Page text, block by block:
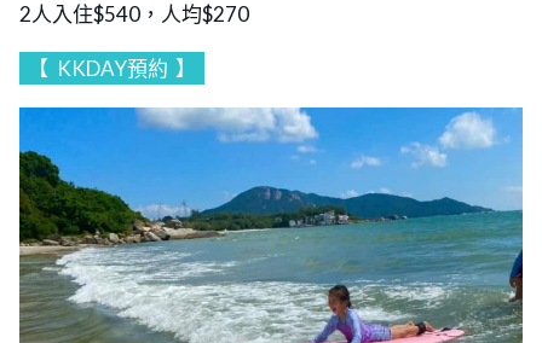
2人入住$540，人均$270
【 KKDAY預約 】